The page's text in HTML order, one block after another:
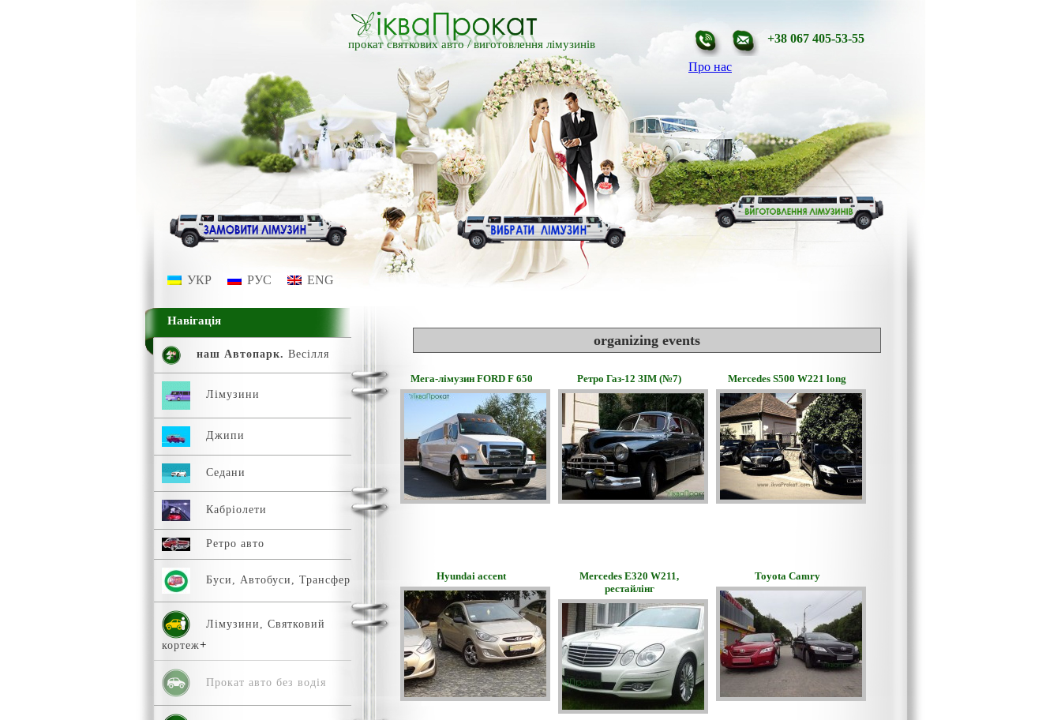
прокат святкових авто /виготовлення лімузинів
Про нас
+38 067 405-53-55
УКР РУС ENG
Навігація
наш Автопарк. Весілля
Лімузини
Джипи
Седани
Кабріолети
Ретро авто
Буси, Автобуси, Трансфер
Лімузини, Святковий
кортеж
Прокат авто без водія
organizing events
Мега-лімузин FORD F 650 Ретро Газ-12 ЗІМ (№7) Mercedes S500 W221 long
Hyundai accent
Merсedes E320 W211,
рестайлінг
Toyota Camry